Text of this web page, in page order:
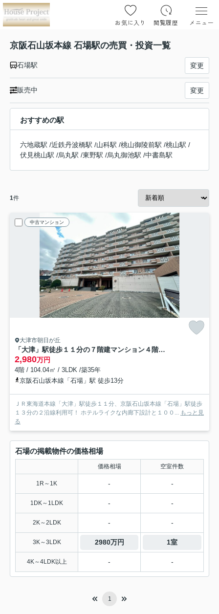
お気に入り 閲覧履歴 メニュー
京阪石山坂本線 石場駅の売買・投資一覧
石場駅 変更
販売中 変更
おすすめの駅
六地蔵駅 /近鉄丹波橋駅 /山科駅 /桃山御陵前駅 /桃山駅 /
伏見桃山駅 /烏丸駅 /東野駅 /烏丸御池駅 /中書島駅
1件
中古マンション
大津市朝日が丘
「大津」駅徒歩１１分の７階建マンション４階部分◆広々間取りの３ＬＤＫ角住戸◆シャリエ大津朝日が丘
2,980万円
4階 / 104.04㎡ / 3LDK /築35年
京阪石山坂本線「石場」駅 徒歩13分
ＪＲ東海道本線「大津」駅徒歩１１分、京阪石山坂本線「石場」駅徒歩
１３分の２沿線利用可！ ホテルライクな内廊下設計と１００...
もっと見
る
石場の掲載物件の価格相場
価格相場 空室件数
1R～1K - -
1DK～1LDK - -
2K～2LDK - -
3K～3LDK 2980万円 1室
4K～4LDK以上 - -
1